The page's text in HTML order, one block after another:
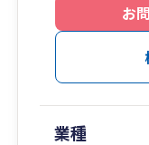
お
業種